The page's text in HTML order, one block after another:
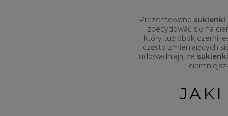
Prezentowane sukienki
zdecydować się na
który tuż obok czerni
często zmieniających
udowadniają, że
i
JAKI